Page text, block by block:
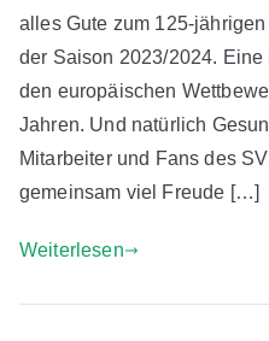
r
i
s
a
n
u
alles Gute zum 125-
der Saison 2023/2024.
den europäischen
Jahren. Und natürlich
Mitarbeiter und Fans des
gemeinsam viel Freude […]
Weiterlesen